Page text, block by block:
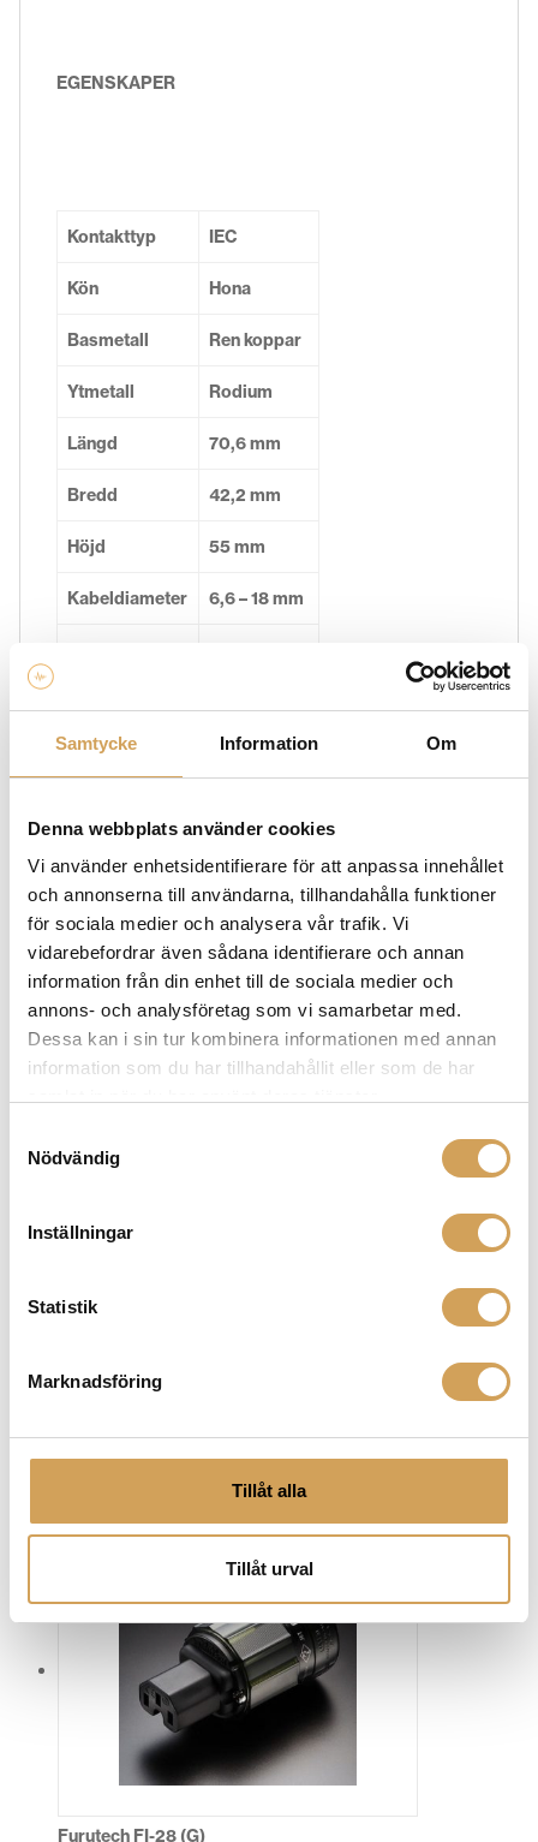
Samtycke Information Om
Denna webbplats använder cookies
Vi använder enhetsidentifierare för att anpassa innehållet
och annonserna till användarna, tillhandahålla funktioner
för sociala medier och analysera vår trafik. Vi
vidarebefordrar även sådana identifierare och annan
information från din enhet till de sociala medier och
annons- och analysföretag som vi samarbetar med.
Dessa kan i sin tur kombinera informationen med annan
information som du har tillhandahållit eller som de har
Nödvändig
Inställningar
Statistik
Marknadsföring
Tillåt alla
Tillåt urval
EGENSKAPER
Kontakttyp IEC
Kön Hona
Basmetall Ren koppar
Ytmetall Rodium
Längd 70,6 mm
Bredd 42,2 mm
Höjd 55 mm
Kabeldiameter 6,6 – 18 mm
Anslutning Skruv
Ytterligare information
Vikt 2,0 kg
Varumärke
FURUTECH
Vi erbjuder ett brett utbud av Furutech produkter som
musikupplevelse. Hos HiFi Experience har vi allt ifrån
skivborste för att rengöra vinylskivor. Ja, oavsett vilket
tillbehör du är ute efter till ditt ljudsystem har vi det du
vägguttag, banankontakt, gaffelkontakt, lödtenn, RCA
kontakt, jordad kontakt och mycket mer! Maximera
och högtalarsystem från Furutech idag!
Relaterade produkter
Furutech FI-28 (G)